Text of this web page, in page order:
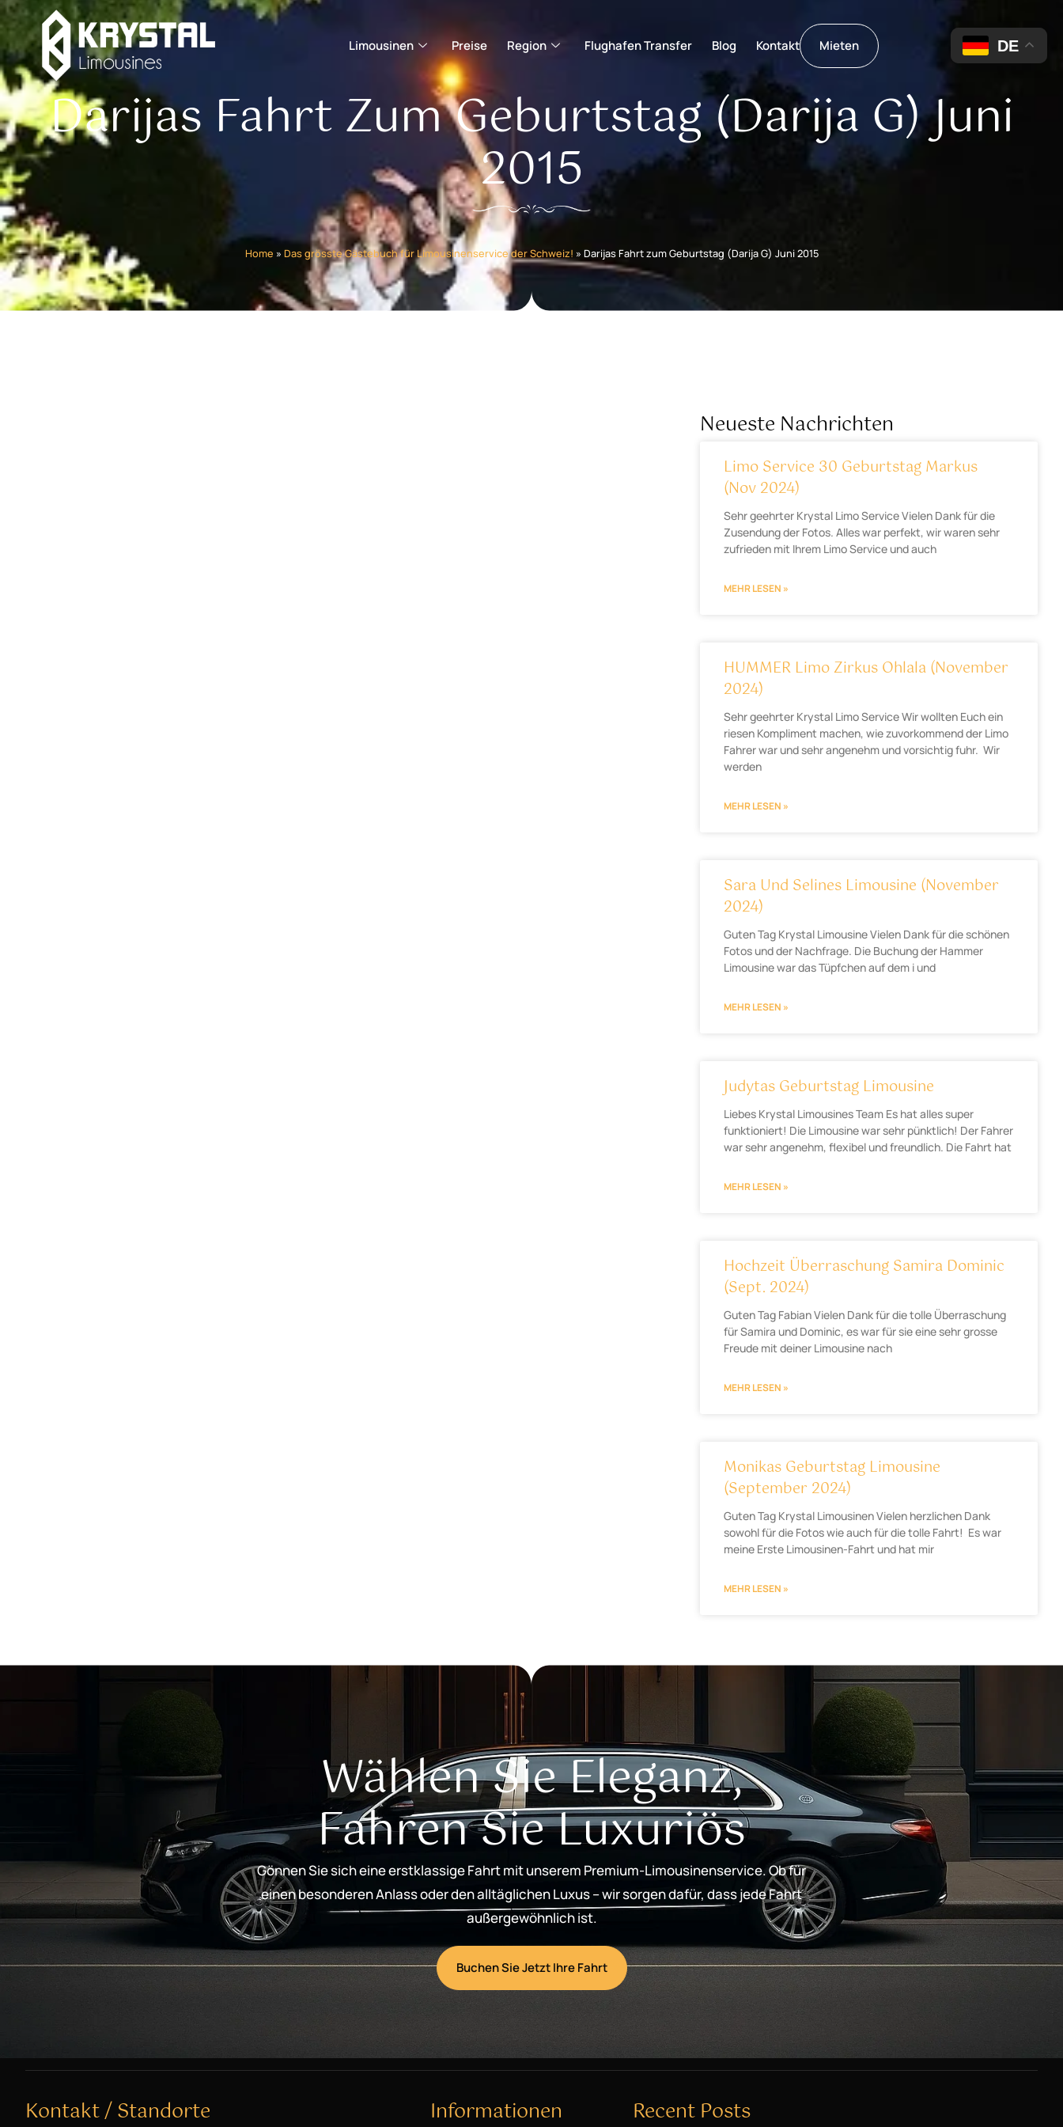
Limousinen Preise Region Flughafen Transfer Blog Kontakt Mieten
Darijas Fahrt Zum Geburtstag (Darija G) Juni
2015
Home » Das grösste Gästebuch für Limousinenservice der Schweiz! » Darijas Fahrt zum Geburtstag (Darija G) Juni 2015
Neueste Nachrichten
Limo Service 30 Geburtstag Markus
(Nov 2024)
Sehr geehrter Krystal Limo Service Vielen Dank für die
Zusendung der Fotos. Alles war perfekt, wir waren sehr
zufrieden mit Ihrem Limo Service und auch
MEHR LESEN »
HUMMER Limo Zirkus Ohlala (November
2024)
Sehr geehrter Krystal Limo Service Wir wollten Euch ein
riesen Kompliment machen, wie zuvorkommend der Limo
Fahrer war und sehr angenehm und vorsichtig fuhr. Wir
werden
MEHR LESEN »
Sara Und Selines Limousine (November
2024)
Guten Tag Krystal Limousine Vielen Dank für die schönen
Fotos und der Nachfrage. Die Buchung der Hammer
Limousine war das Tüpfchen auf dem i und
MEHR LESEN »
Judytas Geburtstag Limousine
Liebes Krystal Limousines Team Es hat alles super
funktioniert! Die Limousine war sehr pünktlich! Der Fahrer
war sehr angenehm, flexibel und freundlich. Die Fahrt hat
MEHR LESEN »
Hochzeit Überraschung Samira Dominic
(Sept. 2024)
Guten Tag Fabian Vielen Dank für die tolle Überraschung
für Samira und Dominic, es war für sie eine sehr grosse
Freude mit deiner Limousine nach
MEHR LESEN »
Monikas Geburtstag Limousine
(September 2024)
Guten Tag Krystal Limousinen Vielen herzlichen Dank
sowohl für die Fotos wie auch für die tolle Fahrt! Es war
meine Erste Limousinen-Fahrt und hat mir
MEHR LESEN »
Wählen Sie Eleganz,
Fahren Sie Luxuriös
Gönnen Sie sich eine erstklassige Fahrt mit unserem Premium-Limousinenservice. Ob für
einen besonderen Anlass oder den alltäglichen Luxus – wir sorgen dafür, dass jede Fahrt
außergewöhnlich ist.
Buchen Sie Jetzt Ihre Fahrt
Kontakt / Standorte Informationen Recent Posts
DE